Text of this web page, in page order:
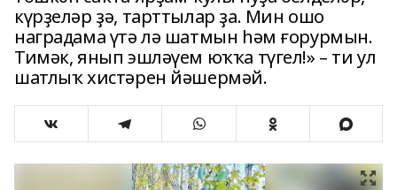
күрҙеләр ҙә, тарттылар ҙа. Мин ошо
наградама үтә лә шатмын һәм ғорурмын.
Тимәк, янып эшләүем юҡҡа түгел!» – ти ул
шатлыҡ хистәрен йәшермәй.